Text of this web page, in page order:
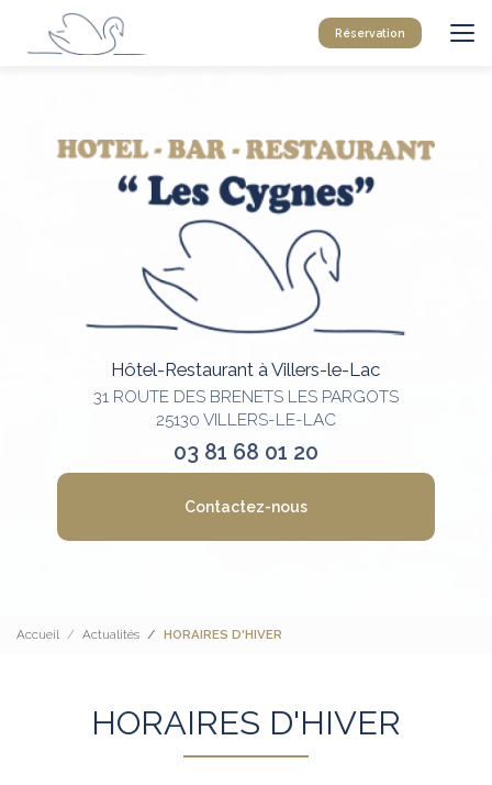
contenu
Réservation
Hôtel-Restaurant à Villers-le-Lac
31 ROUTE DES BRENETS LES PARGOTS
25130 VILLERS-LE-LAC
03 81 68 01 20
Contactez-nous
Accueil Actualités HORAIRES D'HIVER
HORAIRES D'HIVER